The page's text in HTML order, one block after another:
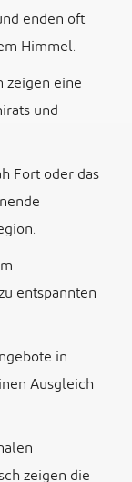
enden oft
Himmel.
zeigen eine
und
Fort oder das
entspannten
in
Ausgleich
zeigen die